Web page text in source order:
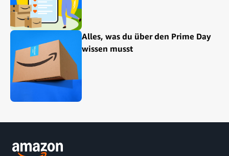
Alles, was du über den Prime Day
wissen musst